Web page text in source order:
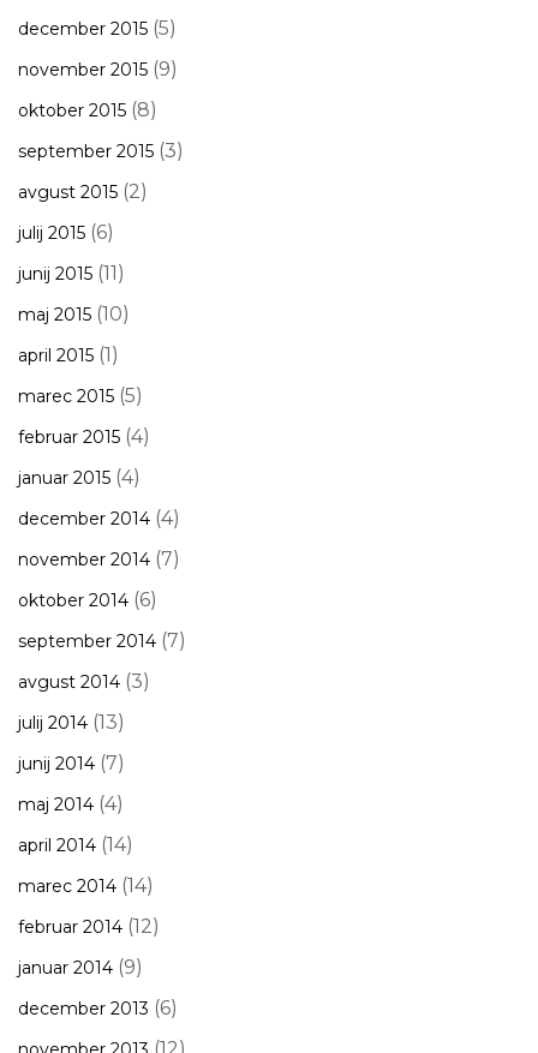
december 2015 (5)
november 2015 (9)
oktober 2015 (8)
september 2015 (3)
avgust 2015 (2)
julij 2015 (6)
junij 2015 (11)
maj 2015 (10)
april 2015 (1)
marec 2015 (5)
februar 2015 (4)
januar 2015 (4)
december 2014 (4)
november 2014 (7)
oktober 2014 (6)
september 2014 (7)
avgust 2014 (3)
julij 2014 (13)
junij 2014 (7)
maj 2014 (4)
april 2014 (14)
marec 2014 (14)
februar 2014 (12)
januar 2014 (9)
december 2013 (6)